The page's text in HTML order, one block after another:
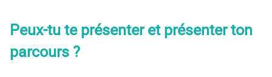
Peux-tu te présenter et présenter ton
parcours ?